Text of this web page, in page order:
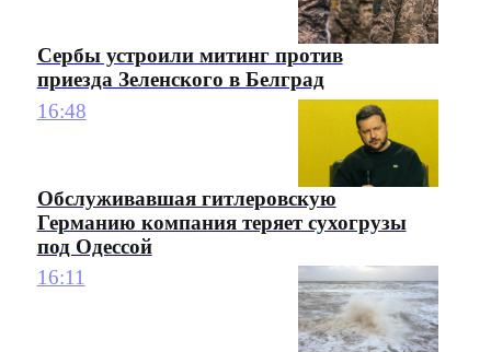
Сербы устроили митинг против
приезда Зеленского в Белград
16:48
Обслуживавшая гитлеровскую
Германию компания теряет сухогрузы
под Одессой
16:11